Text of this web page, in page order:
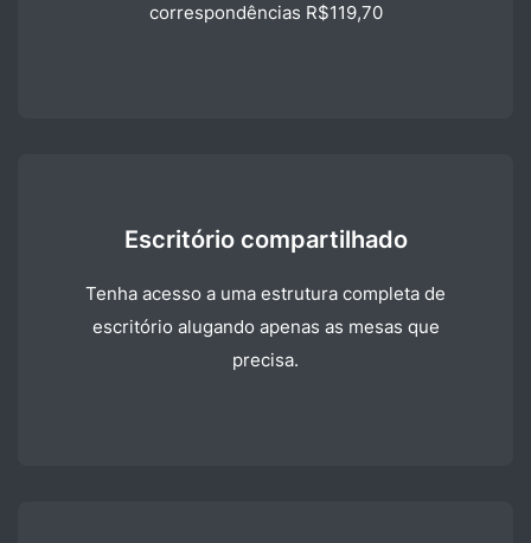
correspondências R$119,70
Escritório compartilhado
Tenha acesso a uma estrutura completa de
escritório alugando apenas as mesas que
precisa.